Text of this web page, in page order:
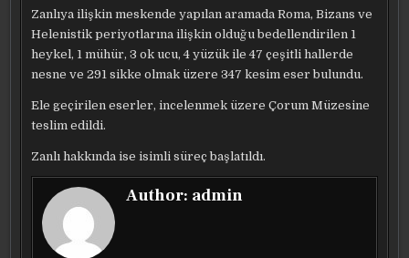
Zanlıya ilişkin meskende yapılan aramada Roma, Bizans ve
Helenistik periyotlarına ilişkin olduğu bedellendirilen 1
heykel, 1 mühür, 3 ok ucu, 4 yüzük ile 47 çeşitli hallerde
nesne ve 291 sikke olmak üzere 347 kesim eser bulundu.
Ele geçirilen eserler, incelenmek üzere Çorum Müzesine
teslim edildi.
Zanlı hakkında ise isimli süreç başlatıldı.
Author: admin